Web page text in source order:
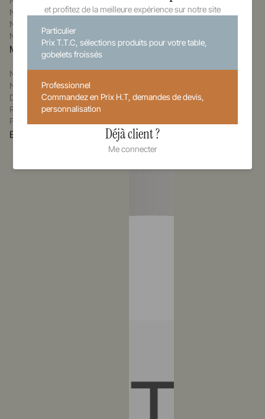
Notre vision design
Nos innovations
Nos inspirations
Manufacture
Nous contacter
Nous rejoindre
Depuis 1768
RSE
Fabrication française
Entreprise certifiée
et profitez de la meilleure expérience sur notre site
Particulier
Prix T.T.C, sélections produits pour votre table,
gobelets froissés
Professionnel
Commandez en Prix H.T, demandes de devis,
personnalisation
Déjà client ?
Me connecter